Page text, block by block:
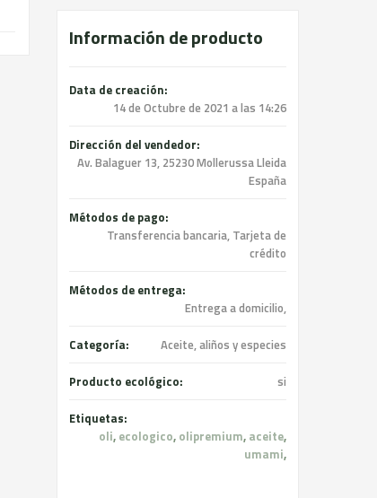
Información de producto
Data de creación:
14 de Octubre de 2021 a las 14:26
Dirección del vendedor:
Av. Balaguer 13, 25230 Mollerussa Lleida
España
Métodos de pago:
Transferencia bancaria, Tarjeta de
crédito
Métodos de entrega:
Entrega a domicilio,
Categoría: Aceite, aliños y especies
Producto ecológico: si
Etiquetas:
oli, ecologico, olipremium, aceite,
umami,